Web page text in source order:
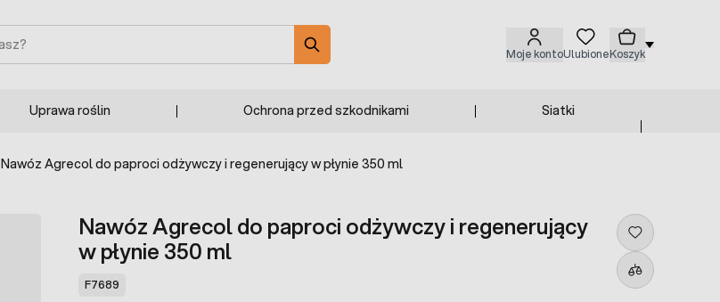
Moje kontoUlubioneKoszyk
Uprawa roślin Ochrona przed szkodnikami Siatki
Nawóz Agrecol do paproci odżywczy i regenerujący w płynie 350 ml
Nawóz Agrecol do paproci odżywczy i regenerujący
w płynie 350 ml
F7689